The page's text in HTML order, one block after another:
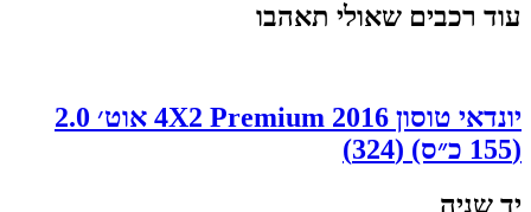
עוד רכבים שאולי תאהבו
יונדאי טוסון 2016 4X2 Premium אוט׳ 2.0
(155 כ״ס) (324)
יד שניה